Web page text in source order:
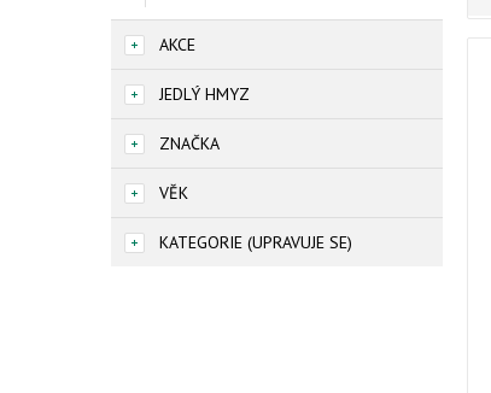
AKCE
JEDLÝ HMYZ
ZNAČKA
VĚK
KATEGORIE (UPRAVUJE SE)